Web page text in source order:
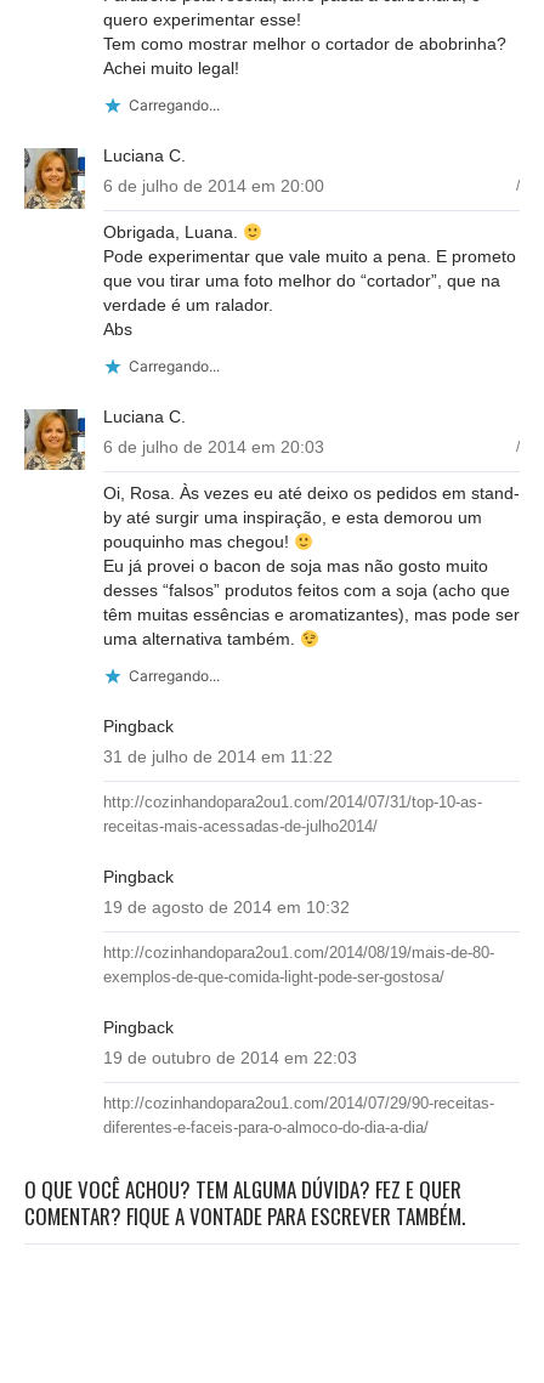
quero experimentar esse!
Tem como mostrar melhor o cortador de abobrinha?
Achei muito legal!
Carregando...
Luciana C.
6 de julho de 2014 em 20:00
/
Obrigada, Luana.
Pode experimentar que vale muito a pena. E prometo
que vou tirar uma foto melhor do “cortador”, que na
verdade é um ralador.
Abs
Carregando...
Luciana C.
6 de julho de 2014 em 20:03
/
Oi, Rosa. Às vezes eu até deixo os pedidos em stand-
by até surgir uma inspiração, e esta demorou um
pouquinho mas chegou!
Eu já provei o bacon de soja mas não gosto muito
desses “falsos” produtos feitos com a soja (acho que
têm muitas essências e aromatizantes), mas pode ser
uma alternativa também.
Carregando...
Pingback
31 de julho de 2014 em 11:22
http://cozinhandopara2ou1.com/2014/07/31/top-10-as-
receitas-mais-acessadas-de-julho2014/
Pingback
19 de agosto de 2014 em 10:32
http://cozinhandopara2ou1.com/2014/08/19/mais-de-80-
exemplos-de-que-comida-light-pode-ser-gostosa/
Pingback
19 de outubro de 2014 em 22:03
http://cozinhandopara2ou1.com/2014/07/29/90-receitas-
diferentes-e-faceis-para-o-almoco-do-dia-a-dia/
O QUE VOCÊ ACHOU? TEM ALGUMA DÚVIDA? FEZ E QUER
COMENTAR? FIQUE A VONTADE PARA ESCREVER TAMBÉM.